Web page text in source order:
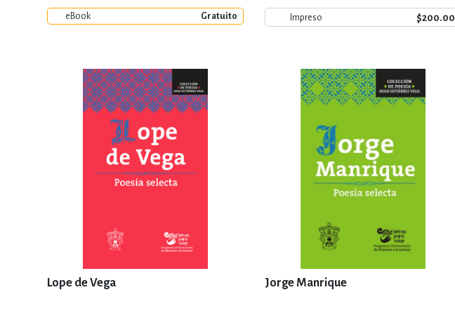
eBook Gratuito Impreso $200.00
Lope de Vega Jorge Manrique